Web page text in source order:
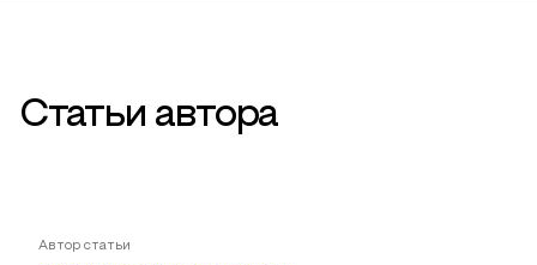
Статьи автора
Автор статьи